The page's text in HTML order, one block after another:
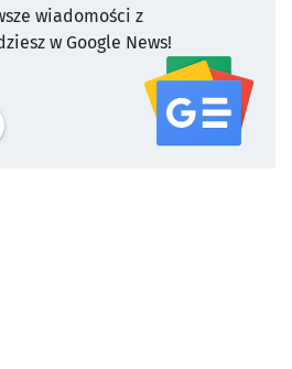
wiadomości z
w Google News!
serwisu